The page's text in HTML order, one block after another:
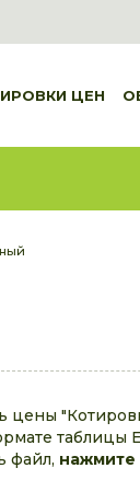
ЦЕН
цены
таблицы
файл, нажмите